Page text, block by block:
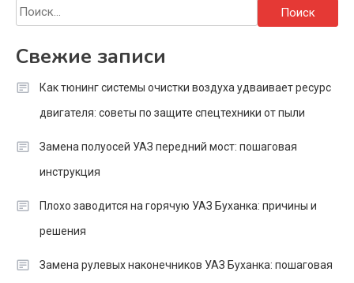
Найти:
Свежие записи
Как тюнинг системы очистки воздуха удваивает ресурс
двигателя: советы по защите спецтехники от пыли
Замена полуосей УАЗ передний мост: пошаговая
инструкция
Плохо заводится на горячую УАЗ Буханка: причины и
решения
Замена рулевых наконечников УАЗ Буханка: пошаговая